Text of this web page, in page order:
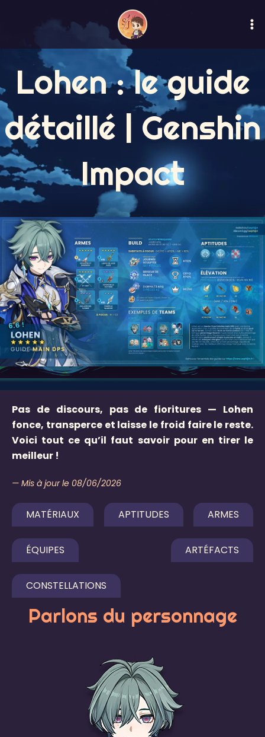
Lohen : le guide
détaillé | Genshin
Impact
Pas de discours, pas de fioritures — Lohen
fonce, transperce et laisse le froid faire le reste.
Voici tout ce qu’il faut savoir pour en tirer le
meilleur !
— Mis à jour le 08/06/2026
MATÉRIAUX APTITUDES ARMES
ÉQUIPES ARTÉFACTS
CONSTELLATIONS
Parlons du personnage